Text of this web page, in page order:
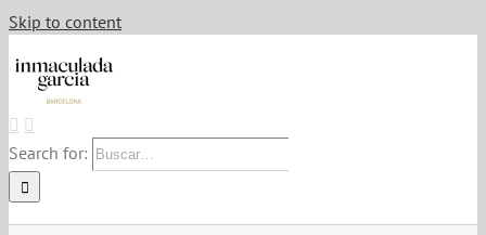
Skip to content
Search for: